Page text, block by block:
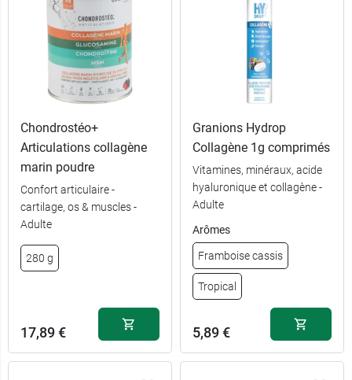
Chondrostéo+
Articulations collagène
marin poudre
Confort articulaire -
cartilage, os & muscles -
Adulte
280 g
17,89 €
Granions Hydrop
Collagène 1g comprimés
Vitamines, minéraux, acide
hyaluronique et collagène -
Adulte
Arômes
Framboise cassis
Tropical
5,89 €